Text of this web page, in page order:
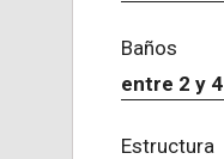
Baños
entre 2 y 4
Estructura